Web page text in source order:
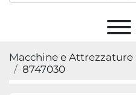
Macchine e Attrezzature
8747030